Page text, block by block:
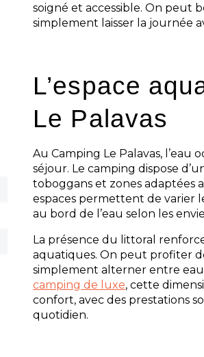
soigné et accessible. On peut
simplement laisser la journée
L’espace
Le Palavas
Au Camping Le Palavas,
séjour. Le camping dispose
toboggans et zones adaptées
espaces permettent de varier
au bord de l’eau selon les
La présence du littoral
aquatiques. On peut profiter
simplement alterner entre
camping de luxe, cette
confort, avec des prestations
quotidien.